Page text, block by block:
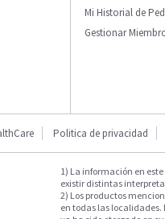
Mi Historial de
Gestionar
Politica de privacidad
1) La información en
existir distintas
2) Los productos
en todas las